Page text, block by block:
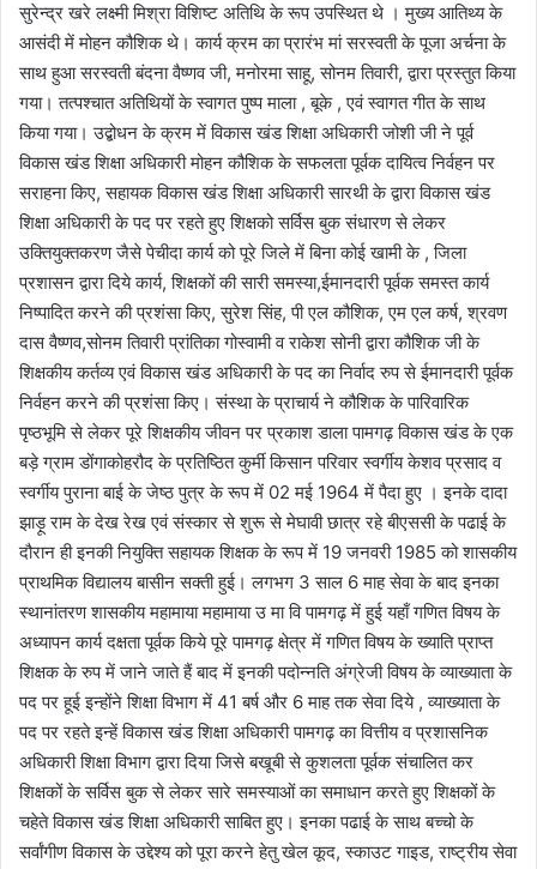
सुरेन्द्र खरे लक्ष्मी मिश्रा विशिष्ट अतिथि के रूप उपस्थित थे । मुख्य आतिथ्य के
आसंदी में मोहन कौशिक थे। कार्य क्रम का प्रारंभ मां सरस्वती के पूजा अर्चना के
साथ हुआ सरस्वती बंदना वैष्णव जी, मनोरमा साहू, सोनम तिवारी, द्वारा प्रस्तुत किया
गया। तत्पश्चात अतिथियों के स्वागत पुष्प माला , बूके , एवं स्वागत गीत के साथ
किया गया। उद्बोधन के क्रम में विकास खंड शिक्षा अधिकारी जोशी जी ने पूर्व
विकास खंड शिक्षा अधिकारी मोहन कौशिक के सफलता पूर्वक दायित्व निर्वहन पर
सराहना किए, सहायक विकास खंड शिक्षा अधिकारी सारथी के द्वारा विकास खंड
शिक्षा अधिकारी के पद पर रहते हुए शिक्षको सर्विस बुक संधारण से लेकर
उक्तियुक्तकरण जैसे पेचीदा कार्य को पूरे जिले में बिना कोई खामी के , जिला
प्रशासन द्वारा दिये कार्य, शिक्षकों की सारी समस्या,ईमानदारी पूर्वक समस्त कार्य
निष्पादित करने की प्रशंसा किए, सुरेश सिंह, पी एल कौशिक, एम एल कर्ष, श्रवण
दास वैष्णव,सोनम तिवारी प्रांतिका गोस्वामी व राकेश सोनी द्वारा कौशिक जी के
शिक्षकीय कर्तव्य एवं विकास खंड अधिकारी के पद का निर्वाद रुप से ईमानदारी पूर्वक
निर्वहन करने की प्रशंसा किए। संस्था के प्राचार्य ने कौशिक के पारिवारिक
पृष्ठभूमि से लेकर पूरे शिक्षकीय जीवन पर प्रकाश डाला पामगढ़ विकास खंड के एक
बड़े ग्राम डोंगाकोहरौद के प्रतिष्ठित कुर्मी किसान परिवार स्वर्गीय केशव प्रसाद व
स्वर्गीय पुराना बाई के जेष्ठ पुत्र के रूप में 02 मई 1964 में पैदा हुए । इनके दादा
झाड़ू राम के देख रेख एवं संस्कार से शुरू से मेघावी छात्र रहे बीएससी के पढाई के
दौरान ही इनकी नियुक्ति सहायक शिक्षक के रूप में 19 जनवरी 1985 को शासकीय
प्राथमिक विद्यालय बासीन सक्ती हुई। लगभग 3 साल 6 माह सेवा के बाद इनका
स्थानांतरण शासकीय महामाया महामाया उ मा वि पामगढ़ में हुई यहाँ गणित विषय के
अध्यापन कार्य दक्षता पूर्वक किये पूरे पामगढ़ क्षेत्र में गणित विषय के ख्याति प्राप्त
शिक्षक के रुप में जाने जाते हैं बाद में इनकी पदोन्नति अंग्रेजी विषय के व्याख्याता के
पद पर हूई इन्होंने शिक्षा विभाग में 41 बर्ष और 6 माह तक सेवा दिये , व्याख्याता के
पद पर रहते इन्हें विकास खंड शिक्षा अधिकारी पामगढ़ का वित्तीय व प्रशासनिक
अधिकारी शिक्षा विभाग द्वारा दिया जिसे बखूबी से कुशलता पूर्वक संचालित कर
शिक्षकों के सर्विस बुक से लेकर सारे समस्याओं का समाधान करते हुए शिक्षकों के
चहेते विकास खंड शिक्षा अधिकारी साबित हुए। इनका पढाई के साथ बच्चो के
सर्वांगीण विकास के उद्देश्य को पूरा करने हेतु खेल कूद, स्काउट गाइड, राष्ट्रीय सेवा